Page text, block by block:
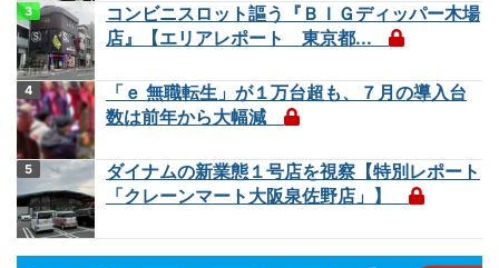
コンビニスロット謳う『ＢＩＧディッパー木場
店』【エリアレポート 東京都...
「ｅ 無職転生」が１万台超も、７月の導入台
数は前年から大幅減
ダイナムの新業態１号店を視察【特別レポート
「クレーンマート大阪泉佐野店」】